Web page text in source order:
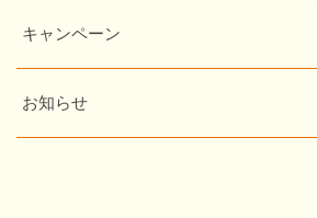
キャンペーン
お知らせ